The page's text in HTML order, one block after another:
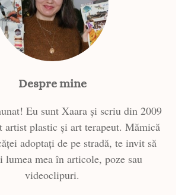
Despre mine
Eu sunt Xaara și scriu din 2009
artist plastic și art terapeut. Mămică
adoptați de pe stradă, te invit să
lumea mea în articole, poze sau
videoclipuri.